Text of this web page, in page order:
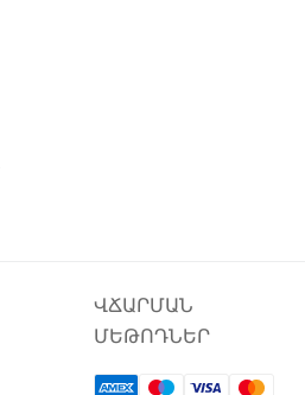
ՎՃԱՐՄԱՆ
ՄԵԹՈԴՆԵՐ